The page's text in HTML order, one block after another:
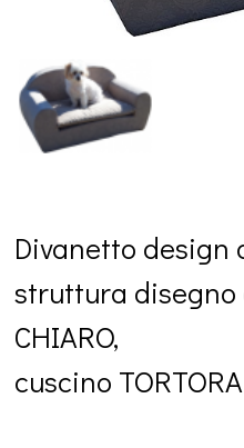
Divanetto design
struttura disegno
CHIARO,
cuscino TORTORA